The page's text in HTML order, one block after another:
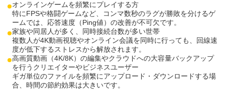
オンラインゲームを頻繁にプレイする方
特にFPSや格闘ゲームなど、コンマ数秒のラグが勝敗を分けるゲ
ームでは、応答速度（Ping値）の改善が不可欠です。
家族や同居人が多く、同時接続台数が多い世帯
複数人が4K動画視聴やオンライン会議を同時に行っても、回線速
度が低下するストレスから解放されます。
高画質動画（4K/8K）の編集やクラウドへの大容量バックアップ
を行うクリエイターやビジネスユーザー
ギガ単位のファイルを頻繁にアップロード・ダウンロードする場
合、時間の節約効果は大きいです。